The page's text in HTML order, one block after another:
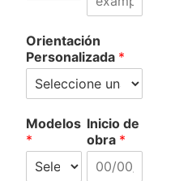
Orientación
Personalizada *
Modelos
*
Inicio de
obra *